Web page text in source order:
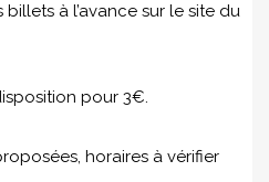
à l’avance sur le site du
pour 3€.
horaires à vérifier